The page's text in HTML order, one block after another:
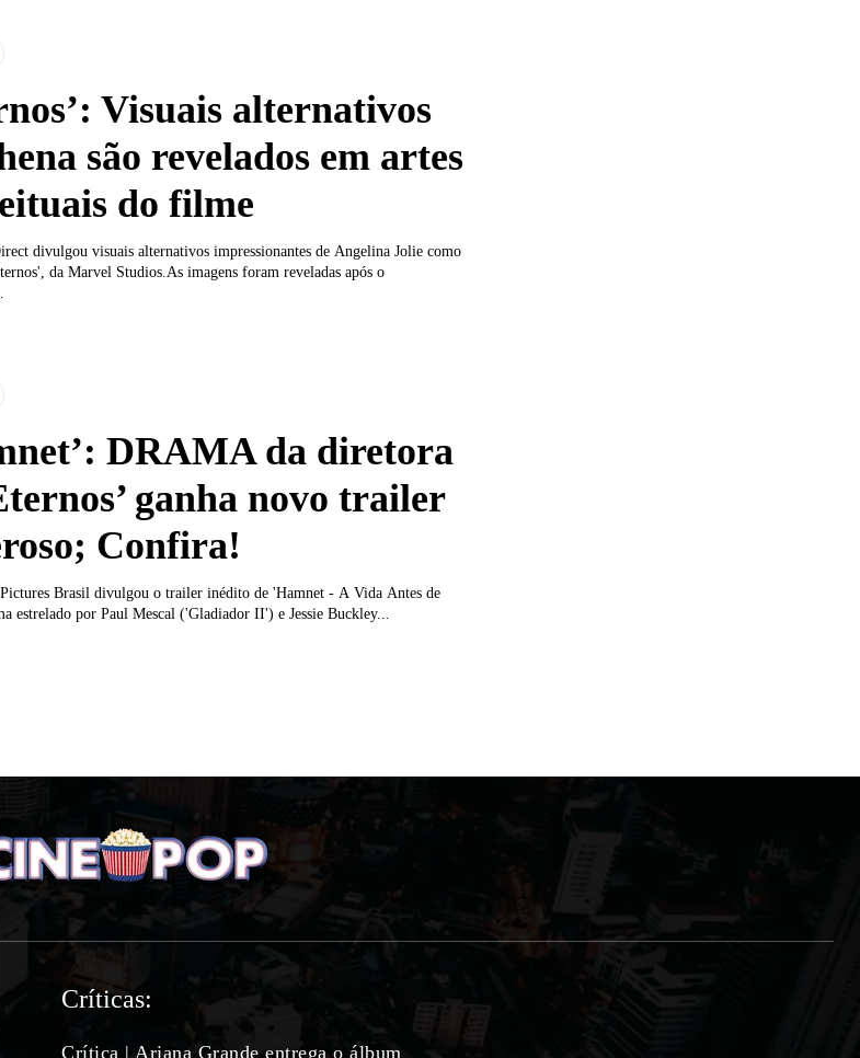
Visuais alternativos
são revelados em artes
do filme
divulgou visuais alternativos impressionantes de Angelina Jolie como
da Marvel Studios.As imagens foram reveladas após o
DRAMA da diretora
ganha novo trailer
Confira!
Brasil divulgou o trailer inédito de 'Hamnet - A Vida Antes de
estrelado por Paul Mescal ('Gladiador II') e Jessie Buckley...
Críticas:
Crítica | Ariana Grande entrega o álbum